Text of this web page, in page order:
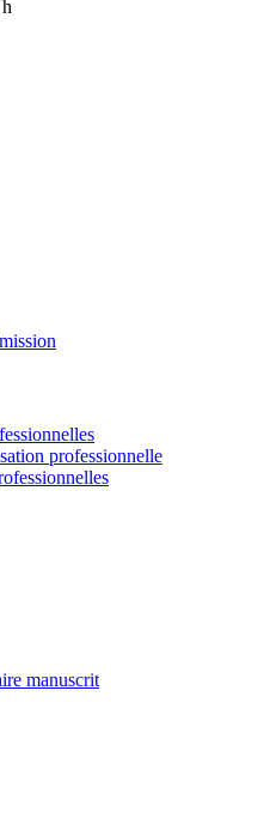
professionnelle
manuscrit